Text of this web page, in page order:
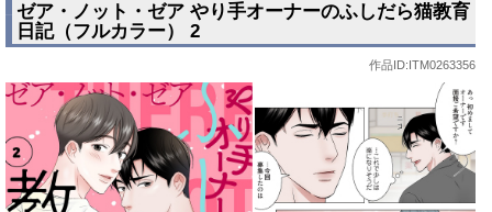
ゼア・ノット・ゼア やり手オーナーのふしだら猫教育
日記（フルカラー） 2
作品ID:ITM0263356